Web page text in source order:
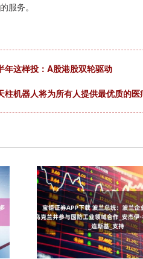
服务。
年这样投：A股港股双轮驱动
柱机器人将为所有人提供最优质的医